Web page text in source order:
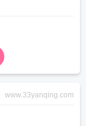
www.33yanqing.com